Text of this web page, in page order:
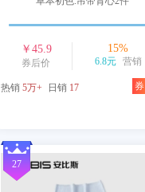
￥ 45.9
券后价
15%
6.8元 营销
热销 5万+ 日销 17 券
27